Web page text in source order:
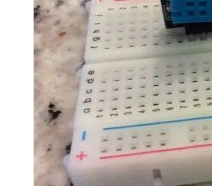
企业服务与云通信
域名与网站
终端用户计算
Serverless
开发工具
迁移与运维管理
专有云